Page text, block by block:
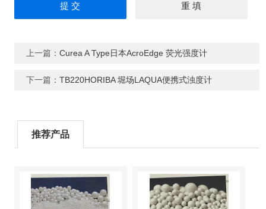
上一篇： Curea A Type日本AcroEdge 荧光强度计
下一篇： TB220HORIBA 堀场LAQUA便携式浊度计
推荐产品